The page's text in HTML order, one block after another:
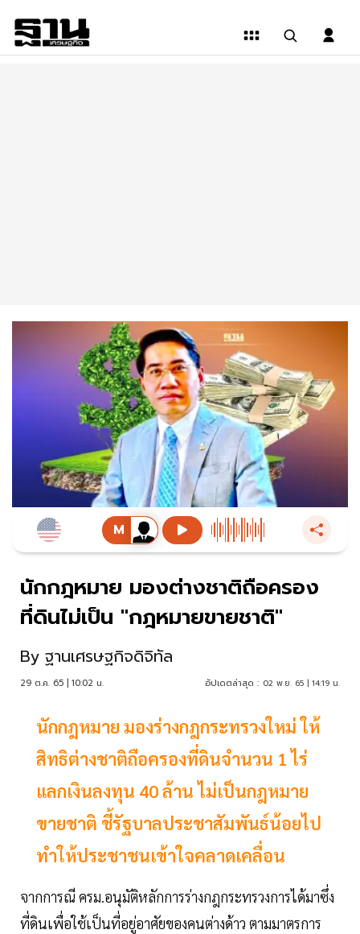
นักกฎหมาย มองต่างชาติถือครอง
ที่ดินไม่เป็น "กฎหมายขายชาติ"
By ฐานเศรษฐกิจดิจิทัล
29 ต.ค. 65 | 10:02 น. อัปเดตล่าสุด : 02 พ.ย. 65 | 14:19 น.
นักกฎหมาย มองร่างกฎกระทรวงใหม่ ให้
สิทธิต่างชาติถือครองที่ดินจำนวน 1 ไร่
แลกเงินลงทุน 40 ล้าน ไม่เป็นกฎหมาย
ขายชาติ ชี้รัฐบาลประชาสัมพันธ์น้อยไป
ทำให้ประชาชนเข้าใจคลาดเคลื่อน
จากการณี ครม.อนุมัติหลักการร่างกฎกระทรวงการได้มาซึ่ง
ที่ดินเพื่อใช้เป็นที่อยู่อาศัยของคนต่างด้าว ตามมาตรการ